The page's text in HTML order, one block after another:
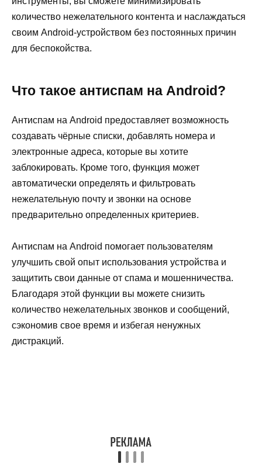
количество нежелательного контента и наслаждаться
своим Android-устройством без постоянных причин
для беспокойства.
Что такое антиспам на Android?
Антиспам на Android предоставляет возможность
создавать чёрные списки, добавлять номера и
электронные адреса, которые вы хотите
заблокировать. Кроме того, функция может
автоматически определять и фильтровать
нежелательную почту и звонки на основе
предварительно определенных критериев.
Антиспам на Android помогает пользователям
улучшить свой опыт использования устройства и
защитить свои данные от спама и мошенничества.
Благодаря этой функции вы можете снизить
количество нежелательных звонков и сообщений,
сэкономив свое время и избегая ненужных
дистракций.